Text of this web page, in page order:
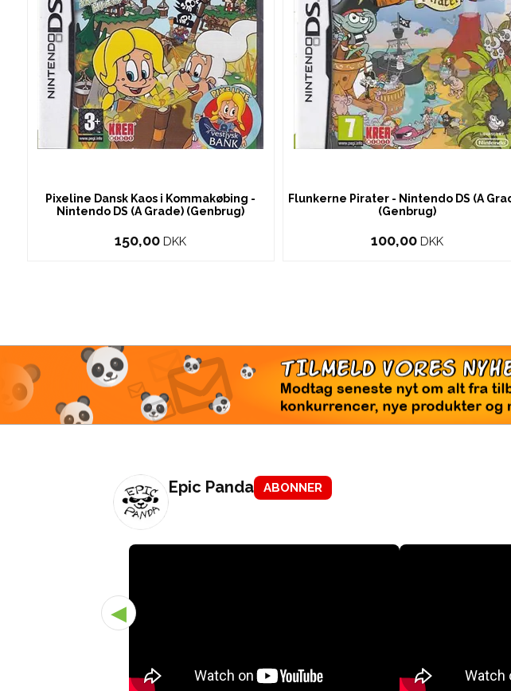
Pixeline Dansk Kaos i Kommakøbing -
Nintendo DS (A Grade) (Genbrug)
150,00DKK
Flunkerne Pirater - Nintendo DS (A
(Genbrug)
100,00 DKK
TILMELD VORES
Modtag seneste nyt om alt fra tilbud og
konkurrencer, nye produkter og meget
Epic Panda ABONNER
◀